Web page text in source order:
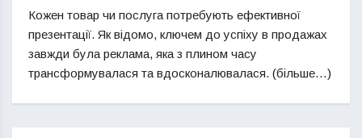
Кожен товар чи послуга потребують ефективної
презентації. Як відомо, ключем до успіху в продажах
завжди була реклама, яка з плином часу
трансформувалася та вдосконалювалася. (більше…)